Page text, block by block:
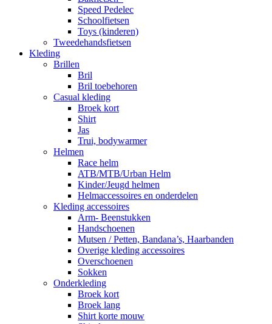
Speed Pedelec
Schoolfietsen
Toys (kinderen)
Tweedehandsfietsen
Kleding
Brillen
Bril
Bril toebehoren
Casual kleding
Broek kort
Shirt
Jas
Trui, bodywarmer
Helmen
Race helm
ATB/MTB/Urban Helm
Kinder/Jeugd helmen
Helmaccessoires en onderdelen
Kleding accessoires
Arm- Beenstukken
Handschoenen
Mutsen / Petten, Bandana’s, Haarbanden
Overige kleding accessoires
Overschoenen
Sokken
Onderkleding
Broek kort
Broek lang
Shirt korte mouw